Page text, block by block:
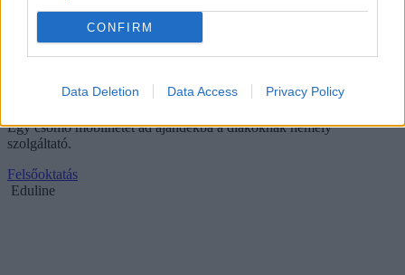
CONFIRM
Data Deletion Data Access Privacy Policy
Ezekről a diákkedvezményekről hallottatok már?
Egy csomó mobilnetet ad ajándékba a diákoknak némely
szolgáltató.
Felsőoktatás
Eduline